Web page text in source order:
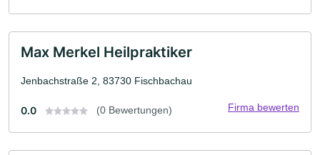
Max Merkel Heilpraktiker
Jenbachstraße 2, 83730 Fischbachau
0.0 (0 Bewertungen) Firma bewerten